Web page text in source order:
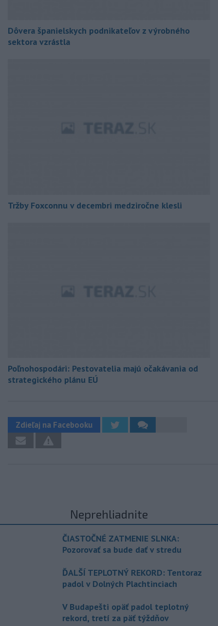
Dôvera španielskych podnikateľov z výrobného
sektora vzrástla
Tržby Foxconnu v decembri medziročne klesli
Poľnohospodári: Pestovatelia majú očakávania od
strategického plánu EÚ
Zdieľaj na Facebooku
Neprehliadnite
ČIASTOČNÉ ZATMENIE SLNKA:
Pozorovať sa bude dať v stredu
ĎALŠÍ TEPLOTNÝ REKORD: Tentoraz
padol v Dolných Plachtinciach
V Budapešti opäť padol teplotný
rekord, tretí za päť týždňov